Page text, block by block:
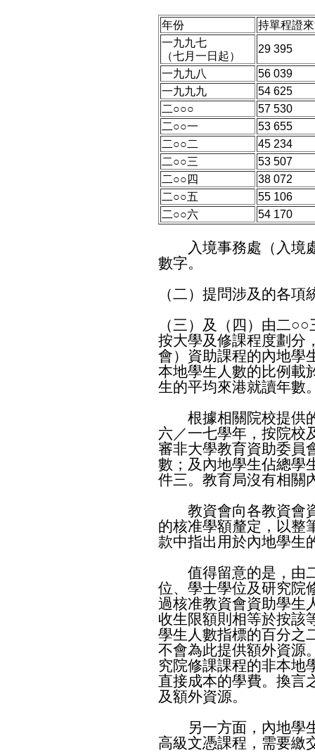
年份
持單程證
一九九七
（七月一日起）
29 395
一九九八
56 039
一九九九
54 625
二○○○
57 530
二○○一
53 655
二○○二
45 234
二○○三
53 507
二○○四
38 072
二○○五
55 106
二○○六
54 170
入境事務處（入境處
數字。
（二）提問涉及的各
（三）及（四）由二
按大學及修課程度劃分
會）資助課程的內地學
本地學生人數的比例載
生的平均來港就讀年數
根據相關院校提供的
六／一七學年，按院校
審非大學教育資助委員
數；及內地學生佔總學
件三。教育局沒有相關
教資會向各教資會資
的核准學額釐定，以整
款中指出用於內地學生
值得留意的是，由二
位、學士學位及研究院
過核准教資會資助學生
收生限額則相等於按該
學生人數指標的百分之
不會為此提供額外資源
究院修課課程的非本地
直接成本的學費。換言
及額外資源。
另一方面，內地學生
高級文憑課程，需要繳